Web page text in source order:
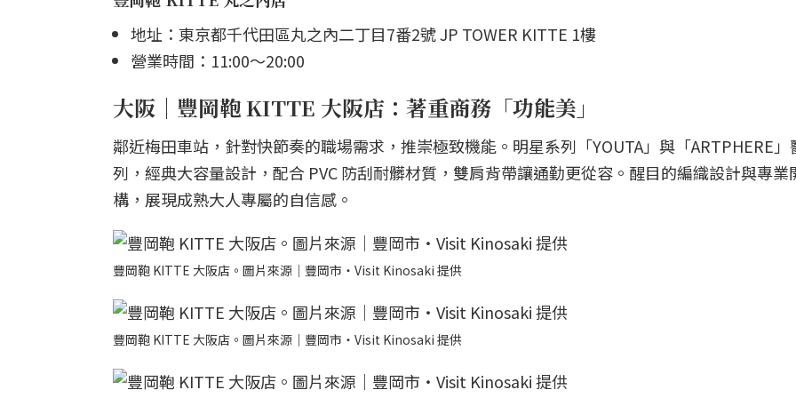
地址：東京都千代田區丸之內二丁目7番2號 JP TOWER KITTE 1樓
營業時間：11:00～20:00
大阪｜豐岡鞄 KITTE 大阪店：著重商務「功能美」
鄰近梅田車站，針對快節奏的職場需求，推崇極致機能。明星系列「YOUTA」與「ARTPHERE」
列，經典大容量設計，配合 PVC 防刮耐髒材質，雙肩背帶讓通勤更從容。醒目的編織設計與專業
構，展現成熟大人專屬的自信感。
豐岡鞄 KITTE 大阪店。圖片來源｜豐岡市・Visit Kinosaki 提供
豐岡鞄 KITTE 大阪店。圖片來源｜豐岡市・Visit Kinosaki 提供